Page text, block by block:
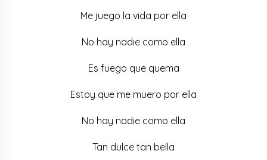
Me juego la vida por ella
No hay nadie como ella
Es fuego que quema
Estoy que me muero por ella
No hay nadie como ella
Tan dulce tan bella